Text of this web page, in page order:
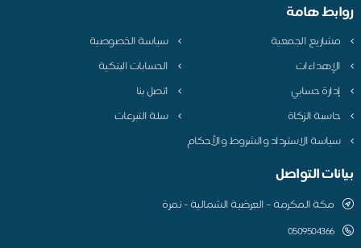
روابط هامة
مشاريع الجمعية
سياسة الخصوصية
الإهداءات
الحسابات البنكية
إدارة حسابي
اتصل بنا
حاسبة الزكاة
سلة التبرعات
سياسة الاسترداد والشروط والأحكام
بيانات التواصل
مكة المكرمة – العرضية الشمالية - نمرة
0509504366